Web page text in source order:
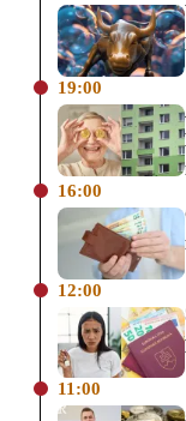
19:00
16:00
12:00
11:00